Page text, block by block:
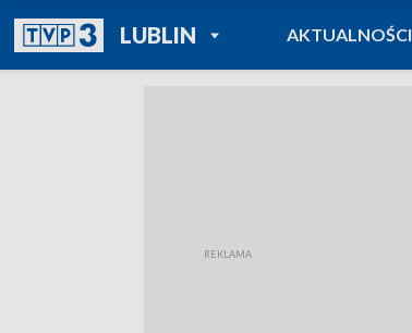
LUBLINPOWRÓT DO
TVP REGIONY
AKTUALNOŚCI